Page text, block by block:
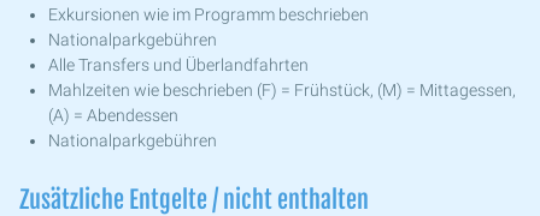
Exkursionen wie im Programm beschrieben
Nationalparkgebühren
Alle Transfers und Überlandfahrten
Mahlzeiten wie beschrieben (F) = Frühstück, (M) = Mittagessen,
(A) = Abendessen
Nationalparkgebühren
Zusätzliche Entgelte / nicht enthalten